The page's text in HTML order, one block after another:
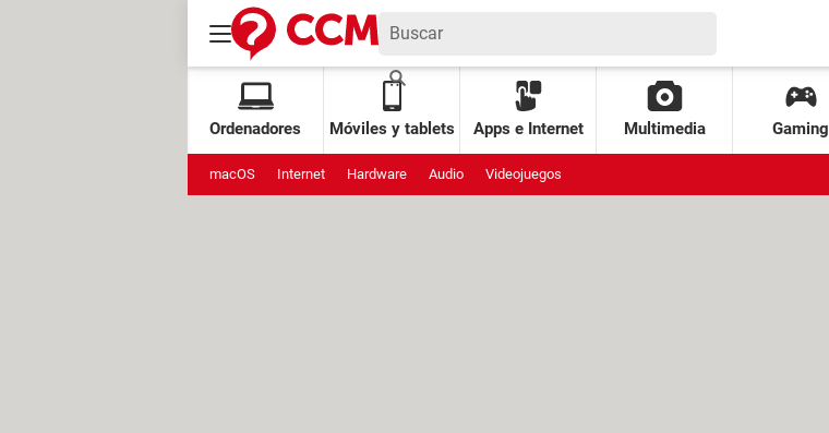
Ordenadores Móviles y tablets Apps e Internet Multimedia Gaming
macOS Internet Hardware Audio Videojuegos